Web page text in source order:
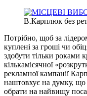
В.Карплюк без
Потрібно, щоб за
куплені за гроші чи
здобути тільки роками
кількамісячної
рекламної кампанії
наштовхує на думку, що
обрати на найвищу